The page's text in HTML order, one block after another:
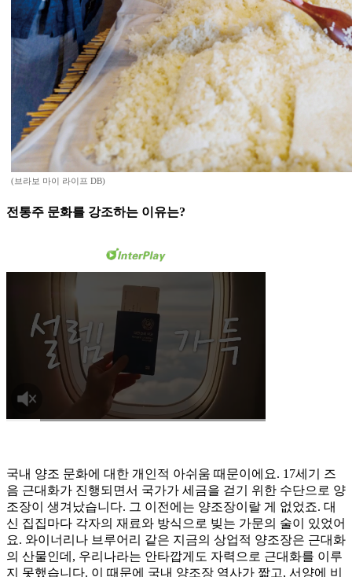
(브라보 마이 라이프 DB)
전통주 문화를 강조하는 이유는?
국내 양조 문화에 대한 개인적 아쉬움 때문이에요. 17세기 즈
음 근대화가 진행되면서 국가가 세금을 걷기 위한 수단으로 양
조장이 생겨났습니다. 그 이전에는 양조장이랄 게 없었죠. 대
신 집집마다 각자의 재료와 방식으로 빚는 가문의 술이 있었어
요. 와이너리나 브루어리 같은 지금의 상업적 양조장은 근대화
의 산물인데, 우리나라는 안타깝게도 자력으로 근대화를 이루
지 못했습니다. 이 때문에 국내 양조장 역사가 짧고, 서양에 비